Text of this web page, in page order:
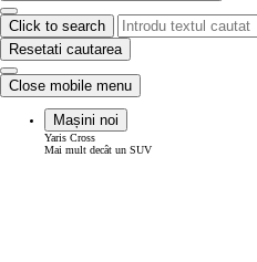
Click to search
Resetati cautarea
Close mobile menu
Mașini noi
Yaris Cross
Mai mult decât un SUV